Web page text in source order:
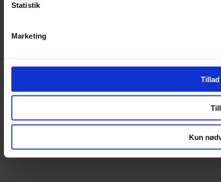
Statistik
Marketing
Tillad
Kun